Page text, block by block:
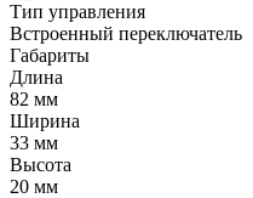
Тип управления
Встроенный переключатель
Габариты
Длина
82 мм
Ширина
33 мм
Высота
20 мм